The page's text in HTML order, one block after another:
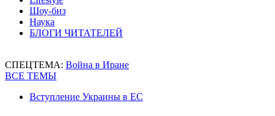
Шоу-биз
Наука
БЛОГИ ЧИТАТЕЛЕЙ
СПЕЦТЕМА: Война в Иране
ВСЕ ТЕМЫ
Вступление Украины в ЕС